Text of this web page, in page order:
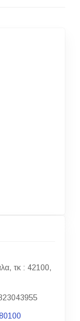
τκ : 42100,